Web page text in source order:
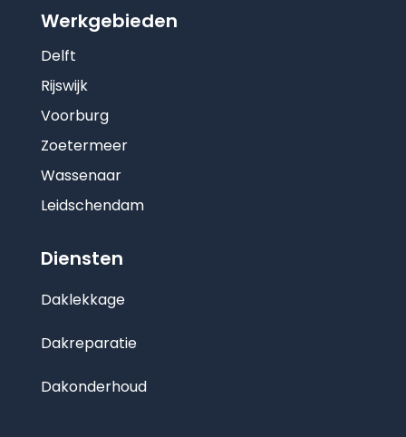
Werkgebieden
Delft
Rijswijk
Voorburg
Zoetermeer
Wassenaar
Leidschendam
Diensten
Daklekkage
Dakreparatie
Dakonderhoud